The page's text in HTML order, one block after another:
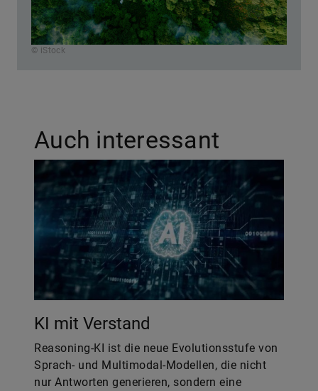
© iStock
Auch interessant
KI mit Verstand
Reasoning-KI ist die neue Evolutionsstufe von
Sprach- und Multimodal-Modellen, die nicht
nur Antworten generieren, sondern eine